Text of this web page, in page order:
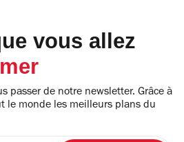
vous allez
passer de notre newsletter. Grâce à
le monde les meilleurs plans du